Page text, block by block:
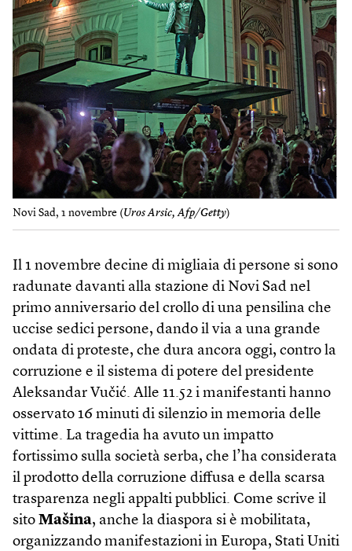
Novi Sad, 1 novembre (Uros Arsic, Afp/Getty)
Il 1 novembre decine di migliaia di persone si sono
radunate davanti alla stazione di Novi Sad nel
primo anniversario del crollo di una pensilina che
uccise sedici persone, dando il via a una grande
ondata di proteste, che dura ancora oggi, contro la
corruzione e il sistema di potere del presidente
Aleksandar Vučić. Alle 11.52 i manifestanti hanno
osservato 16 minuti di silenzio in memoria delle
vittime. La tragedia ha avuto un impatto
fortissimo sulla società serba, che l’ha considerata
il prodotto della corruzione diffusa e della scarsa
trasparenza negli appalti pubblici. Come scrive il
sito Mašina, anche la diaspora si è mobilitata,
organizzando manifestazioni in Europa, Stati Uniti